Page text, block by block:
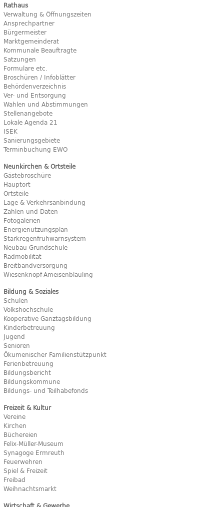
Rathaus
Verwaltung & Öffnungszeiten
Ansprechpartner
Bürgermeister
Marktgemeinderat
Kommunale Beauftragte
Satzungen
Formulare etc.
Broschüren / Infoblätter
Behördenverzeichnis
Ver- und Entsorgung
Wahlen und Abstimmungen
Stellenangebote
Lokale Agenda 21
ISEK
Sanierungsgebiete
Terminbuchung EWO
Neunkirchen & Ortsteile
Gästebroschüre
Hauptort
Ortsteile
Lage & Verkehrsanbindung
Zahlen und Daten
Fotogalerien
Energienutzungsplan
Starkregenfrühwarnsystem
Neubau Grundschule
Radmobilität
Breitbandversorgung
Wiesenknopf-Ameisenbläuling
Bildung & Soziales
Schulen
Volkshochschule
Kooperative Ganztagsbildung
Kinderbetreuung
Jugend
Senioren
Ökumenischer Familienstützpunkt
Ferienbetreuung
Bildungsbericht
Bildungskommune
Bildungs- und Teilhabefonds
Freizeit & Kultur
Vereine
Kirchen
Büchereien
Felix-Müller-Museum
Synagoge Ermreuth
Feuerwehren
Spiel & Freizeit
Freibad
Weihnachtsmarkt